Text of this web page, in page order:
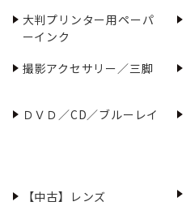
大判プリンター用ペーパ
ーインク
撮影アクセサリー／三脚
ＤＶＤ／CD／ブルーレイ
【中古】レンズ